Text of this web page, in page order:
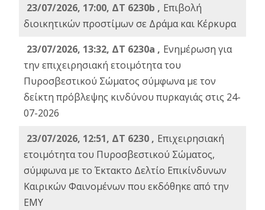
23/07/2026, 17:00, ΔΤ 6230b , Επιβολή
διοικητικών προστίμων σε Δράμα και Κέρκυρα
23/07/2026, 13:32, ΔΤ 6230a , Ενημέρωση για
την επιχειρησιακή ετοιμότητα του
Πυροσβεστικού Σώματος σύμφωνα με τον
δείκτη πρόβλεψης κινδύνου πυρκαγιάς στις 24-
07-2026
23/07/2026, 12:51, ΔΤ 6230 , Επιχειρησιακή
ετοιμότητα του Πυροσβεστικού Σώματος,
σύμφωνα με το Έκτακτο Δελτίο Επικίνδυνων
Καιρικών Φαινομένων που εκδόθηκε από την
ΕΜΥ